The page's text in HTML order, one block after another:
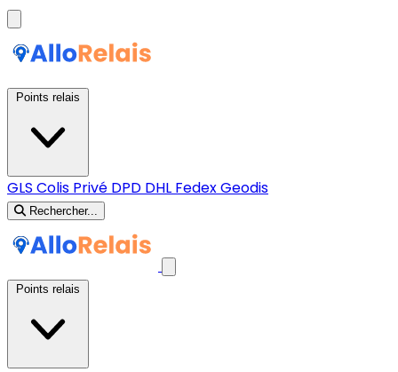
GLS Colis Privé DPD DHL FedexGeodis
Rechercher...